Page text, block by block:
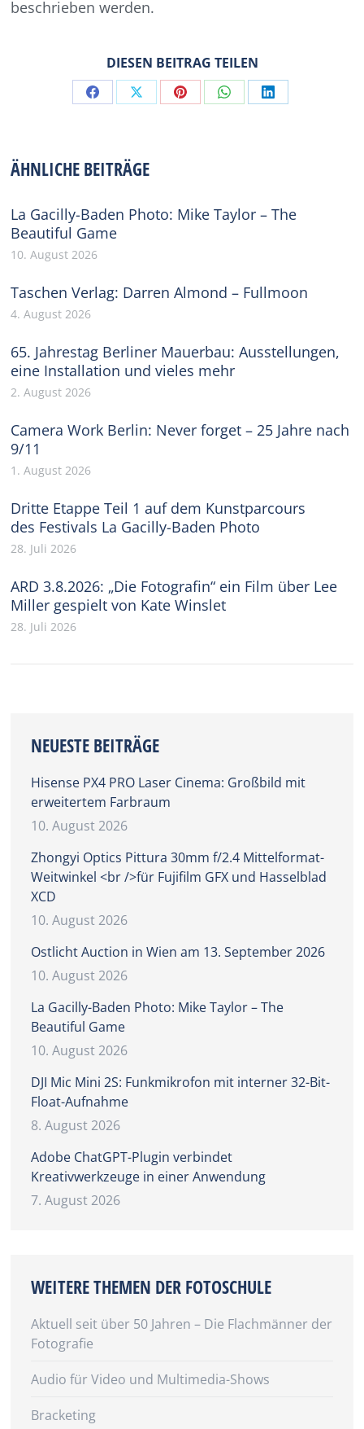
beschrieben werden.
DIESEN BEITRAG TEILEN
Share Share Share Share Share
ÄHNLICHE BEITRÄGE
La Gacilly-Baden Photo: Mike Taylor – The
Beautiful Game
10. August 2026
Taschen Verlag: Darren Almond – Fullmoon
4. August 2026
65. Jahrestag Berliner Mauerbau: Ausstellungen,
eine Installation und vieles mehr
2. August 2026
Camera Work Berlin: Never forget – 25 Jahre nach
9/11
1. August 2026
Dritte Etappe Teil 1 auf dem Kunstparcours
des Festivals La Gacilly-Baden Photo
28. Juli 2026
ARD 3.8.2026: „Die Fotografin“ ein Film über Lee
Miller gespielt von Kate Winslet
28. Juli 2026
NEUESTE BEITRÄGE
Hisense PX4 PRO Laser Cinema: Großbild mit
erweitertem Farbraum
10. August 2026
Zhongyi Optics Pittura 30mm f/2.4 Mittelformat-
Weitwinkel <br />für Fujifilm GFX und Hasselblad
XCD
10. August 2026
Ostlicht Auction in Wien am 13. September 2026
10. August 2026
La Gacilly-Baden Photo: Mike Taylor – The
Beautiful Game
10. August 2026
DJI Mic Mini 2S: Funkmikrofon mit interner 32-Bit-
Float-Aufnahme
8. August 2026
Adobe ChatGPT-Plugin verbindet
Kreativwerkzeuge in einer Anwendung
7. August 2026
WEITERE THEMEN DER FOTOSCHULE
Aktuell seit über 50 Jahren – Die Flachmänner der
Fotografie
Audio für Video und Multimedia-Shows
Bracketing